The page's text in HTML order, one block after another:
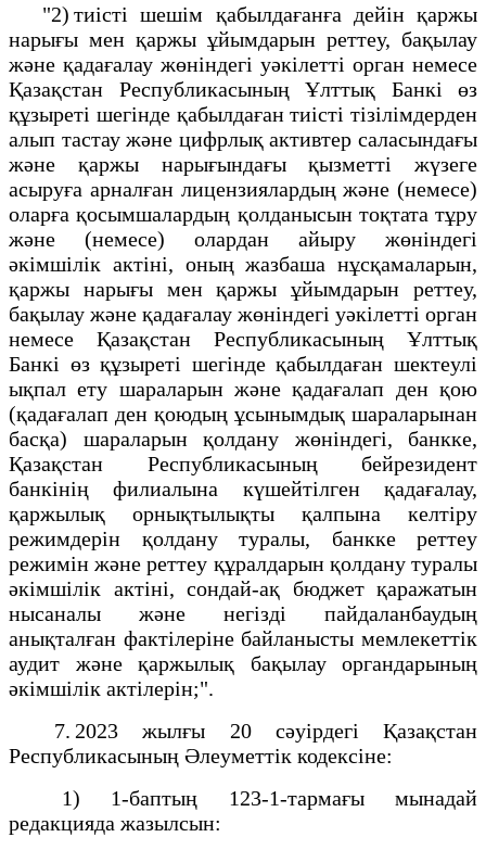
"2) тиісті шешім қабылдағанға дейін қаржы
нарығы мен қаржы ұйымдарын реттеу, бақылау
және қадағалау жөніндегі уәкілетті орган немесе
Қазақстан Республикасының Ұлттық Банкі өз
құзыреті шегінде қабылдаған тиісті тізілімдерден
алып тастау және цифрлық активтер саласындағы
және қаржы нарығындағы қызметті жүзеге
асыруға арналған лицензиялардың және (немесе)
оларға қосымшалардың қолданысын тоқтата тұру
және (немесе) олардан айыру жөніндегі
әкімшілік актіні, оның жазбаша нұсқамаларын,
қаржы нарығы мен қаржы ұйымдарын реттеу,
бақылау және қадағалау жөніндегі уәкілетті орган
немесе Қазақстан Республикасының Ұлттық
Банкі өз құзыреті шегінде қабылдаған шектеулі
ықпал ету шараларын және қадағалап ден қою
(қадағалап ден қоюдың ұсынымдық шараларынан
басқа) шараларын қолдану жөніндегі, банкке,
Қазақстан Республикасының бейрезидент
банкінің филиалына күшейтілген қадағалау,
қаржылық орнықтылықты қалпына келтіру
режимдерін қолдану туралы, банкке реттеу
режимін және реттеу құралдарын қолдану туралы
әкімшілік актіні, сондай-ақ бюджет қаражатын
нысаналы және негізді пайдаланбаудың
анықталған фактілеріне байланысты мемлекеттік
аудит және қаржылық бақылау органдарының
әкімшілік актілерін;".
7. 2023 жылғы 20 сәуірдегі Қазақстан
Республикасының Әлеуметтік кодексіне:
1) 1-баптың 123-1-тармағы мынадай
редакцияда жазылсын: